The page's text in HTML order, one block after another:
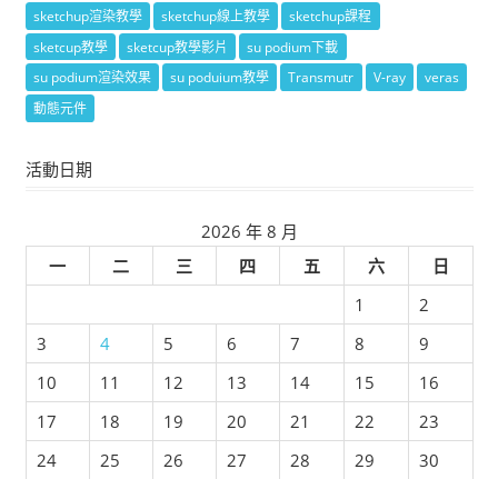
sketchup渲染教學
sketchup線上教學
sketchup課程
sketcup教學
sketcup教學影片
su podium下載
su podium渲染效果
su poduium教學 Transmutr V-ray
veras
動態元件
活動日期
2026 年 8 月
一
二 三 四 五 六
日
1
2
3
4 5 6 7 8
9
10
11 12 13 14 15
16
17
18 19 20 21 22
23
24
25 26 27 28 29 30